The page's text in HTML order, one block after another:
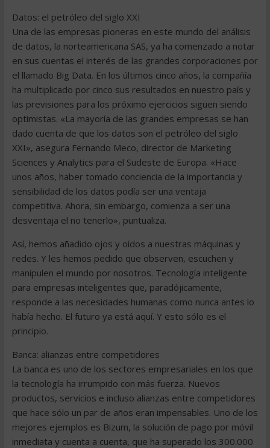
Datos: el petróleo del siglo XXI
Una de las empresas pioneras en este mundo del análisis
de datos, la norteamericana SAS, ya ha comenzado a notar
en sus cuentas el interés de las grandes corporaciones por
el llamado Big Data. En los últimos cinco años, la compañía
ha multiplicado por cinco sus resultados en nuestro país y
las previsiones para los próximo ejercicios siguen siendo
optimistas. «La mayoría de las grandes empresas se han
dado cuenta de que los datos son el petróleo del siglo
XXI», asegura Fernando Meco, director de Marketing
Sciences y Analytics para el Sudeste de Europa. «Hace
unos años, haber tomado conciencia de la importancia y
sensibilidad de los datos podía ser una ventaja
competitiva. Ahora, sin embargo, comienza a ser una
desventaja el no tenerlo», puntualiza.
Así, hemos añadido ojos y oídos a nuestras máquinas y
redes. Y les hemos pedido que observen, escuchen y
manipulen el mundo por nosotros. Tecnología inteligente
para empresas inteligentes que, paradójicamente,
responde a las necesidades humanas como nunca antes lo
había hecho. El futuro ya está aquí. Y esto sólo es el
principio.
Banca: alianzas entre competidores
La banca es uno de los sectores empresariales en los que
la tecnología ha irrumpido con más fuerza. Nuevos
productos, servicios e incluso alianzas entre competidores
que hace sólo un par de años eran impensables. Uno de los
mejores ejemplos es Bizum, la solución de pago por móvil
inmediata y cuenta a cuenta, que ha superado los 300.000